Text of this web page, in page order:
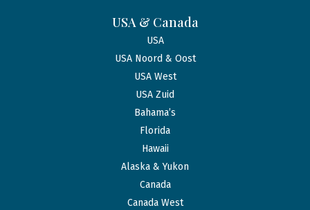
USA & Canada
USA
USA Noord & Oost
USA West
USA Zuid
Bahama’s
Florida
Hawaii
Alaska & Yukon
Canada
Canada West